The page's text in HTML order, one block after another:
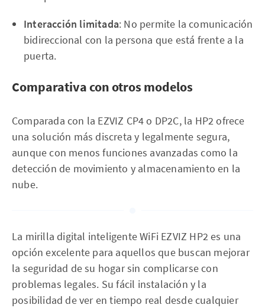
Interacción limitada: No permite la comunicación
bidireccional con la persona que está frente a la
puerta.
Comparativa con otros modelos
Comparada con la EZVIZ CP4 o DP2C, la HP2 ofrece
una solución más discreta y legalmente segura,
aunque con menos funciones avanzadas como la
detección de movimiento y almacenamiento en la
nube.
La mirilla digital inteligente WiFi EZVIZ HP2 es una
opción excelente para aquellos que buscan mejorar
la seguridad de su hogar sin complicarse con
problemas legales. Su fácil instalación y la
posibilidad de ver en tiempo real desde cualquier